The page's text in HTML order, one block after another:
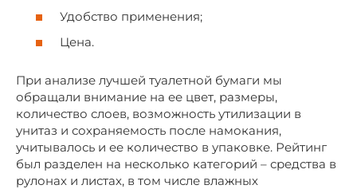
Удобство применения;
Цена.
При анализе лучшей туалетной бумаги мы
обращали внимание на ее цвет, размеры,
количество слоев, возможность утилизации в
унитаз и сохраняемость после намокания,
учитывалось и ее количество в упаковке. Рейтинг
был разделен на несколько категорий – средства в
рулонах и листах, в том числе влажных